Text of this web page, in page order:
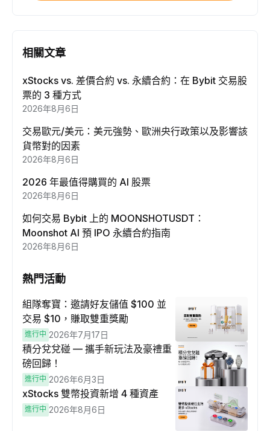
相關文章
xStocks vs. 差價合約 vs. 永續合約：在 Bybit 交易股
票的 3 種方式
2026年8月6日
交易歐元/美元：美元強勢、歐洲央行政策以及影響該
貨幣對的因素
2026年8月6日
2026 年最值得購買的 AI 股票
2026年8月6日
如何交易 Bybit 上的 MOONSHOTUSDT：
Moonshot AI 預 IPO 永續合約指南
2026年8月6日
熱門活動
組隊奪寶：邀請好友儲值 $100 並
交易 $10，賺取雙重獎勵
進行中 2026年7月17日
積分兌兌碰 — 攜手新玩法及豪禮重
磅回歸！
進行中 2026年6月3日
xStocks 雙幣投資新增 4 種資產
進行中 2026年8月6日